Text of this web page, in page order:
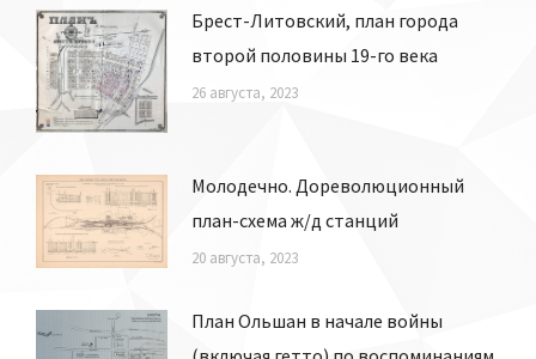
Брест-Литовский, план города
второй половины 19-го века
26 августа, 2023
Молодечно. Дореволюционный
план-схема ж/д станций
20 августа, 2023
План Ольшан в начале войны